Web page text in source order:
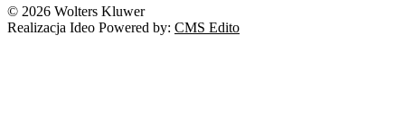
© 2026 Wolters Kluwer
Realizacja Ideo Powered by: CMS Edito